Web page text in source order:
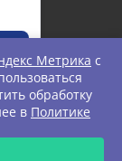
Метрика с
обработку
в Политике
ЗАПРОС